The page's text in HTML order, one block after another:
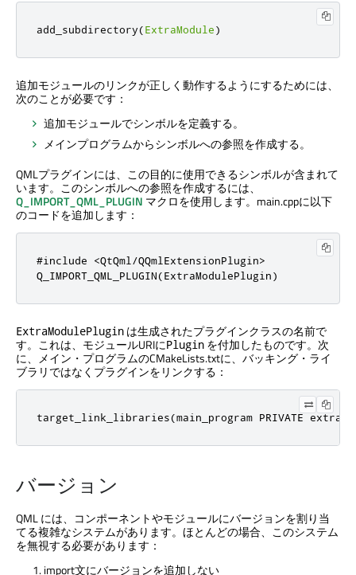
add_subdirectory(ExtraModule)
追加モジュールのリンクが正しく動作するようにするためには、
次のことが必要です：
追加モジュールでシンボルを定義する。
メインプログラムからシンボルへの参照を作成する。
QMLプラグインには、この目的に使用できるシンボルが含まれて
います。このシンボルへの参照を作成するには、
Q_IMPORT_QML_PLUGIN マクロを使用します。main.cppに以下
のコードを追加します：
#include <QtQml/QQmlExtensionPlugin>
Q_IMPORT_QML_PLUGIN(ExtraModulePlugin)
ExtraModulePlugin は生成されたプラグインクラスの名前で
す。これは、モジュールURIにPlugin を付加したものです。次
に、メイン・プログラムのCMakeLists.txtに、バッキング・ライ
ブラリではなくプラグインをリンクする：
target_link_libraries(main_program PRIVATE
バージョン
QML には、コンポーネントやモジュールにバージョンを割り当
てる複雑なシステムがあります。ほとんどの場合、このシステム
を無視する必要があります：
import文にバージョンを追加しない